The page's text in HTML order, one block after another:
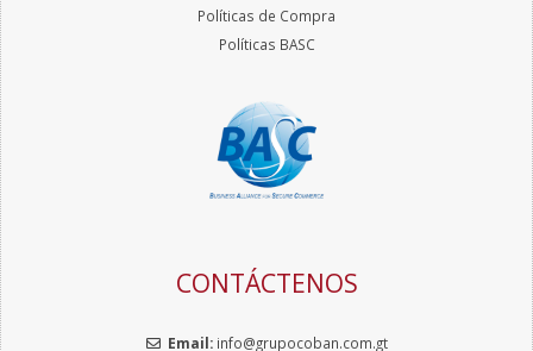
Políticas de Compra
Políticas BASC
CONTÁCTENOS
Email: info@grupocoban.com.gt